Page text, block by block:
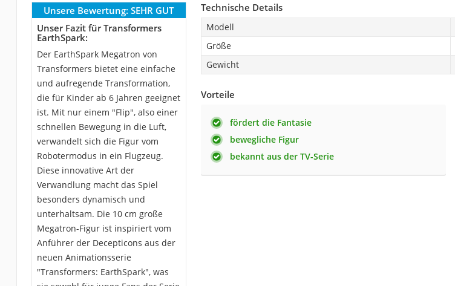
Unsere Bewertung: SEHR GUT
Unser Fazit für Transformers
EarthSpark:
Der EarthSpark Megatron von
Transformers bietet eine einfache
und aufregende Transformation,
die für Kinder ab 6 Jahren geeignet
ist. Mit nur einem "Flip", also einer
schnellen Bewegung in die Luft,
verwandelt sich die Figur vom
Robotermodus in ein Flugzeug.
Diese innovative Art der
Verwandlung macht das Spiel
besonders dynamisch und
unterhaltsam. Die 10 cm große
Megatron-Figur ist inspiriert vom
Anführer der Decepticons aus der
neuen Animationsserie
"Transformers: EarthSpark", was
Technische Details
Modell
Größe
Gewicht
Vorteile
fördert die Fantasie
bewegliche Figur
bekannt aus der TV-Serie